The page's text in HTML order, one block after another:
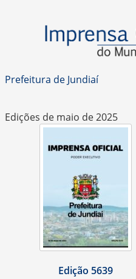
Prefeitura de Jundiaí
Edições de maio de 2025
Edição 5639